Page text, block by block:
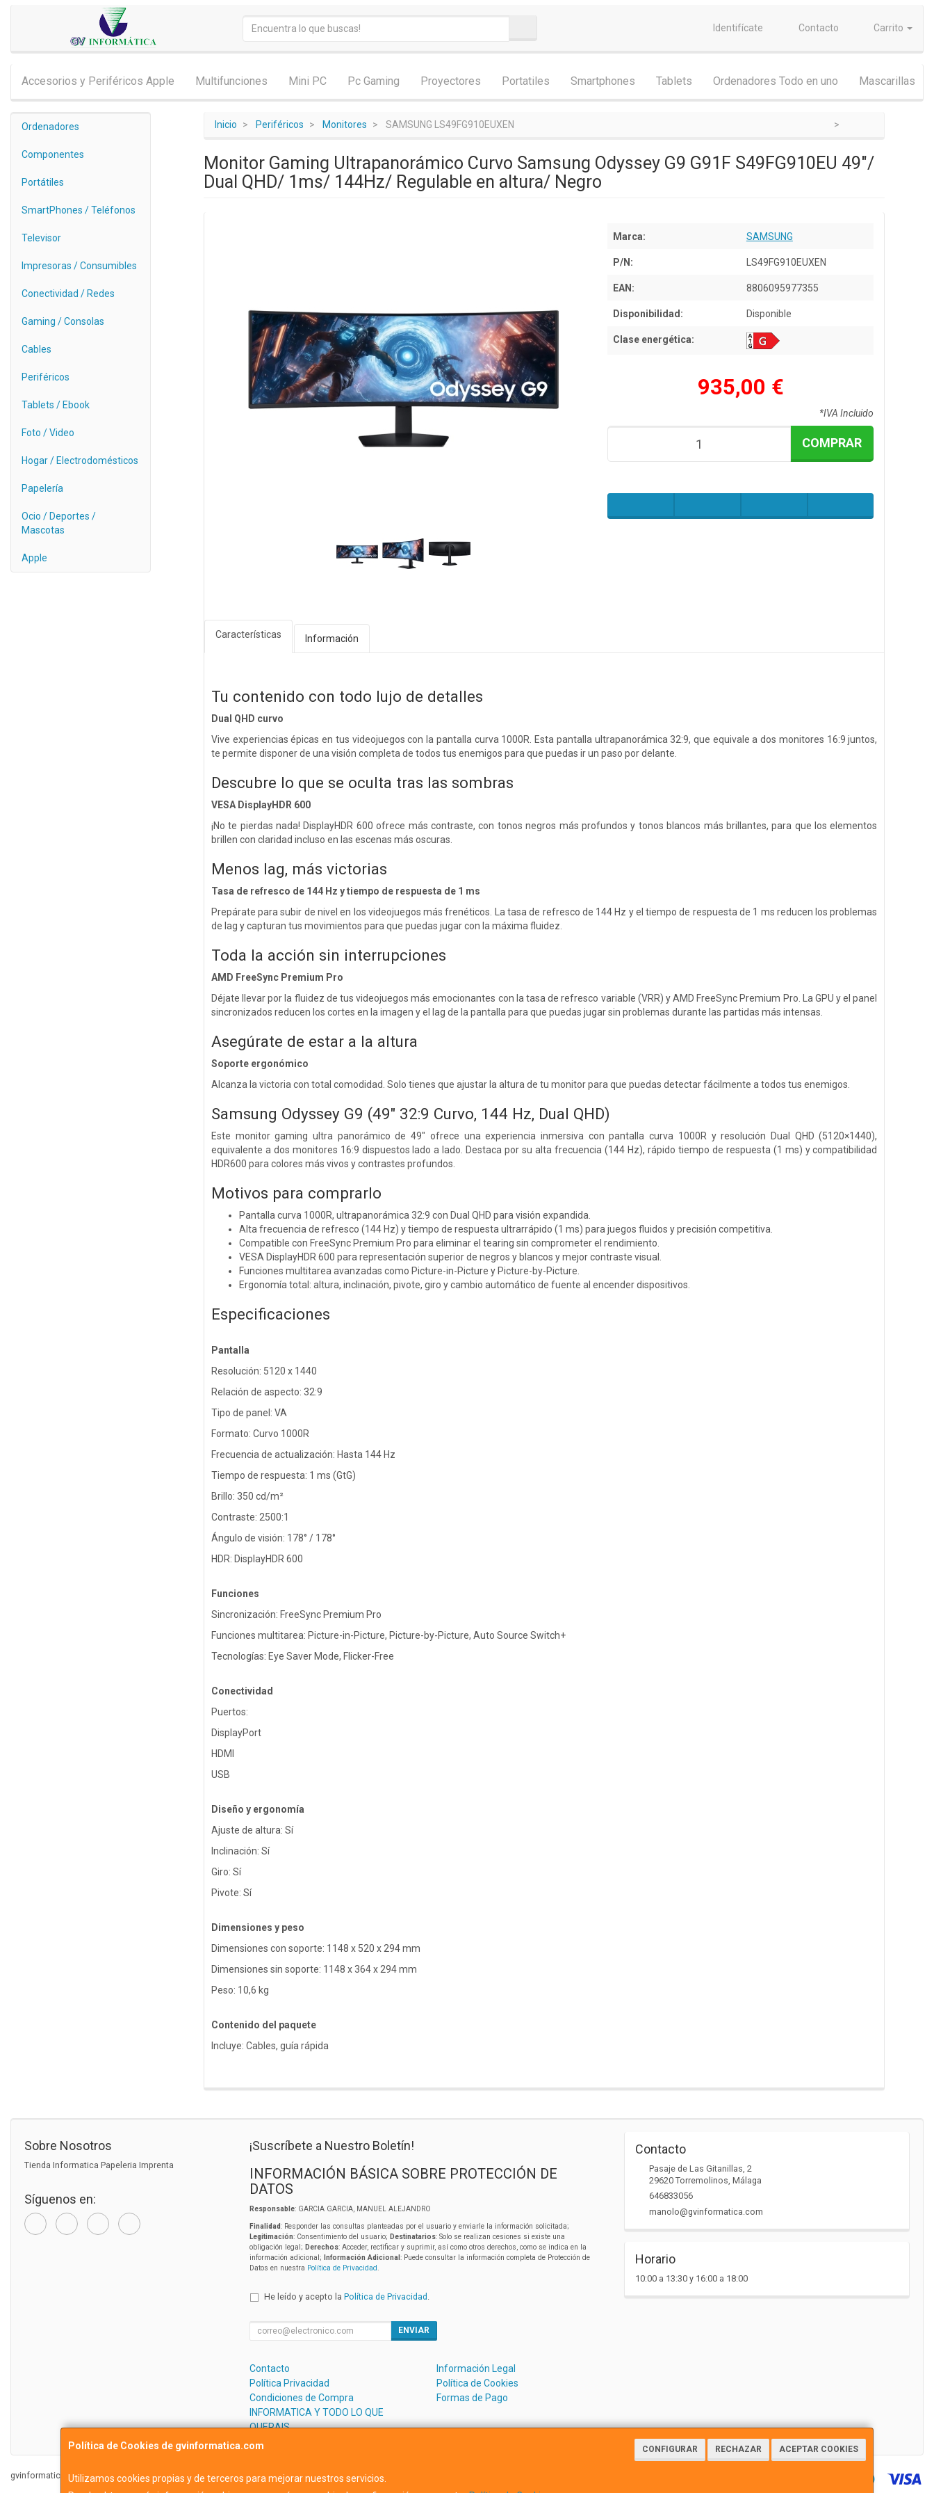
Identifícate Contacto Carrito
Accesorios y Periféricos Apple Multifunciones Mini PC Pc Gaming Proyectores Portatiles Smartphones Tablets Ordenadores Todo en uno Mascarillas
Ordenadores
Componentes
Portátiles
SmartPhones / Teléfonos
Televisor
Impresoras / Consumibles
Conectividad / Redes
Gaming / Consolas
Cables
Periféricos
Tablets / Ebook
Foto / Video
Hogar / Electrodomésticos
Papelería
Ocio / Deportes /
Mascotas
Apple
Inicio Periféricos Monitores SAMSUNG LS49FG910EUXEN
Monitor Gaming Ultrapanorámico Curvo Samsung Odyssey G9 G91F S49FG910EU 49"/
Dual QHD/ 1ms/ 144Hz/ Regulable en altura/ Negro
Marca: SAMSUNG
P/N: LS49FG910EUXEN
EAN: 8806095977355
Disponibilidad: Disponible
Clase energética:
935,00 €
*IVA Incluido
COMPRAR
Características Información
Tu contenido con todo lujo de detalles
Dual QHD curvo
Vive experiencias épicas en tus videojuegos con la pantalla curva 1000R. Esta pantalla ultrapanorámica 32:9, que equivale a dos monitores 16:9 juntos,
te permite disponer de una visión completa de todos tus enemigos para que puedas ir un paso por delante.
Descubre lo que se oculta tras las sombras
VESA DisplayHDR 600
¡No te pierdas nada! DisplayHDR 600 ofrece más contraste, con tonos negros más profundos y tonos blancos más brillantes, para que los elementos
brillen con claridad incluso en las escenas más oscuras.
Menos lag, más victorias
Tasa de refresco de 144 Hz y tiempo de respuesta de 1 ms
Prepárate para subir de nivel en los videojuegos más frenéticos. La tasa de refresco de 144 Hz y el tiempo de respuesta de 1 ms reducen los problemas
de lag y capturan tus movimientos para que puedas jugar con la máxima fluidez.
Toda la acción sin interrupciones
AMD FreeSync Premium Pro
Déjate llevar por la fluidez de tus videojuegos más emocionantes con la tasa de refresco variable (VRR) y AMD FreeSync Premium Pro. La GPU y el panel
sincronizados reducen los cortes en la imagen y el lag de la pantalla para que puedas jugar sin problemas durante las partidas más intensas.
Asegúrate de estar a la altura
Soporte ergonómico
Alcanza la victoria con total comodidad. Solo tienes que ajustar la altura de tu monitor para que puedas detectar fácilmente a todos tus enemigos.
Samsung Odyssey G9 (49" 32:9 Curvo, 144 Hz, Dual QHD)
Este monitor gaming ultra panorámico de 49" ofrece una experiencia inmersiva con pantalla curva 1000R y resolución Dual QHD (5120×1440),
equivalente a dos monitores 16:9 dispuestos lado a lado. Destaca por su alta frecuencia (144 Hz), rápido tiempo de respuesta (1 ms) y compatibilidad
HDR600 para colores más vivos y contrastes profundos.
Motivos para comprarlo
Pantalla curva 1000R, ultrapanorámica 32:9 con Dual QHD para visión expandida.
Alta frecuencia de refresco (144 Hz) y tiempo de respuesta ultrarrápido (1 ms) para juegos fluidos y precisión competitiva.
Compatible con FreeSync Premium Pro para eliminar el tearing sin comprometer el rendimiento.
VESA DisplayHDR 600 para representación superior de negros y blancos y mejor contraste visual.
Funciones multitarea avanzadas como Picture-in-Picture y Picture-by-Picture.
Ergonomía total: altura, inclinación, pivote, giro y cambio automático de fuente al encender dispositivos.
Especificaciones
Pantalla
Resolución: 5120 x 1440
Relación de aspecto: 32:9
Tipo de panel: VA
Formato: Curvo 1000R
Frecuencia de actualización: Hasta 144 Hz
Tiempo de respuesta: 1 ms (GtG)
Brillo: 350 cd/m²
Contraste: 2500:1
Ángulo de visión: 178° / 178°
HDR: DisplayHDR 600
Funciones
Sincronización: FreeSync Premium Pro
Funciones multitarea: Picture-in-Picture, Picture-by-Picture, Auto Source Switch+
Tecnologías: Eye Saver Mode, Flicker-Free
Conectividad
Puertos:
DisplayPort
HDMI
USB
Diseño y ergonomía
Ajuste de altura: Sí
Inclinación: Sí
Giro: Sí
Pivote: Sí
Dimensiones y peso
Dimensiones con soporte: 1148 x 520 x 294 mm
Dimensiones sin soporte: 1148 x 364 x 294 mm
Peso: 10,6 kg
Contenido del paquete
Incluye: Cables, guía rápida
Política de Cookies de gvinformatica.com CONFIGURAR RECHAZAR ACEPTAR COOKIES
Utilizamos cookies propias y de terceros para mejorar nuestros servicios.
Sobre Nosotros
Tienda Informatica Papeleria Imprenta
Síguenos en:
¡Suscríbete a Nuestro Boletín!
INFORMACIÓN BÁSICA SOBRE PROTECCIÓN DE
DATOS
Responsable: GARCIA GARCIA, MANUEL ALEJANDRO
Finalidad: Responder las consultas planteadas por el usuario y enviarle la información solicitada;
Legitimación: Consentimiento del usuario; Destinatarios: Solo se realizan cesiones si existe una
obligación legal; Derechos: Acceder, rectificar y suprimir, así como otros derechos, como se indica en la
información adicional;
Información Adicional : Puede consultar la información completa de Protección de
Datos en nuestra Política de Privacidad.
He leído y acepto la Política de Privacidad .
ENVIAR
Contacto
Información Legal
Política Privacidad
Política de Cookies
Condiciones de Compra
Formas de Pago
INFORMATICA Y TODO LO QUE
QUERAIS
Contacto
Pasaje de Las Gitanillas, 2
29620 Torremolinos, Málaga
646833056
manolo@gvinformatica.com
Horario
10:00 a 13:30 y 16:00 a 18:00
gvinformatica.com © 2026